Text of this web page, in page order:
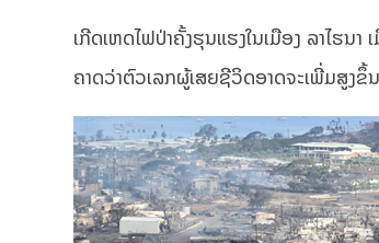
ເກີດເຫດໄຟປ່າຄັ້ງຮຸນແຮງໃນເມືອງ ລາໄຮນ
ຄາດວ່າຕົວເລກຜູ້ເສຍຊີວິດອາດຈະເພີ່ມສູງ